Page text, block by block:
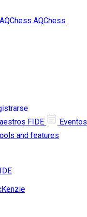
AQChess AQChess
FIDE Eventos
and features